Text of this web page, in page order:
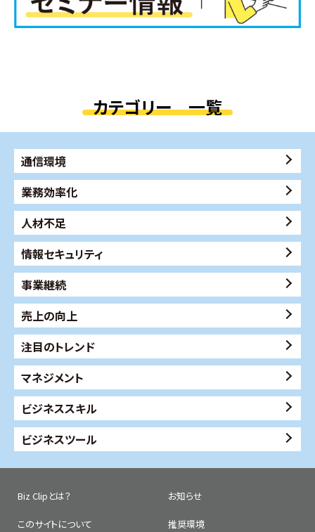
カテゴリー 一覧
通信環境
業務効率化
人材不足
情報セキュリティ
事業継続
売上の向上
注目のトレンド
マネジメント
ビジネススキル
ビジネスツール
Biz Clipとは？ お知らせ
このサイトについて 推奨環境